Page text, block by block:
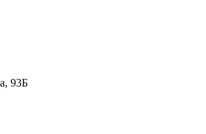
93Б